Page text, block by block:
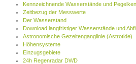
Kennzeichnende Wasserstände und
Zeitbezug der Messwerte
Der Wasserstand
Download langfristiger Wasserstände und
Astronomische Gezeitenganglinie (Astrotide)
Höhensysteme
Einzugsgebiete
24h Regenradar DWD